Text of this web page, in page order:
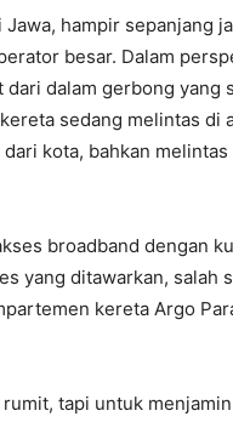
hampir sepanjang
besar. Dalam
dalam gerbong yang
sedang melintas di
kota, bahkan melintas
broadband dengan
yang ditawarkan, salah
kereta Argo
tapi untuk